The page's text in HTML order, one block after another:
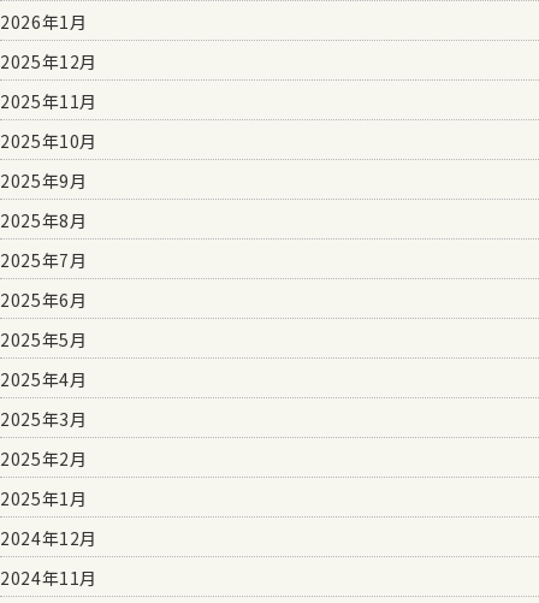
2026年1月
2025年12月
2025年11月
2025年10月
2025年9月
2025年8月
2025年7月
2025年6月
2025年5月
2025年4月
2025年3月
2025年2月
2025年1月
2024年12月
2024年11月